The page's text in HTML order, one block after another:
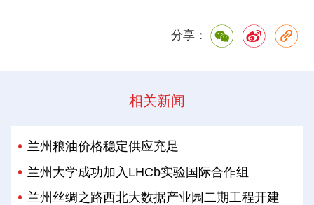
分享：
相关新闻
兰州粮油价格稳定供应充足
兰州大学成功加入LHCb实验国际合作组
兰州丝绸之路西北大数据产业园二期工程开建